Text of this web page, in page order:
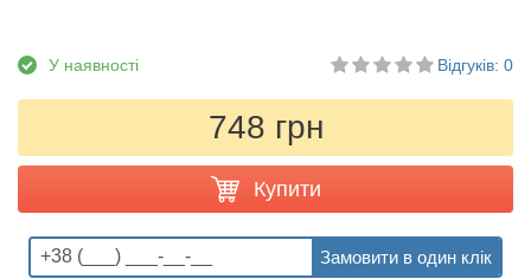
У наявності Відгуків: 0
748 грн
Купити